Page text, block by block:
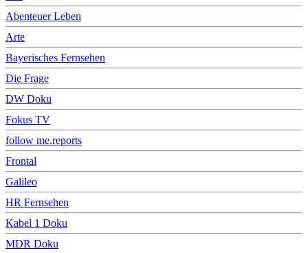
Abenteuer Leben
Arte
Bayerisches Fernsehen
Die Frage
DW Doku
Fokus TV
follow me.reports
Frontal
Galileo
HR Fernsehen
Kabel 1 Doku
MDR Doku